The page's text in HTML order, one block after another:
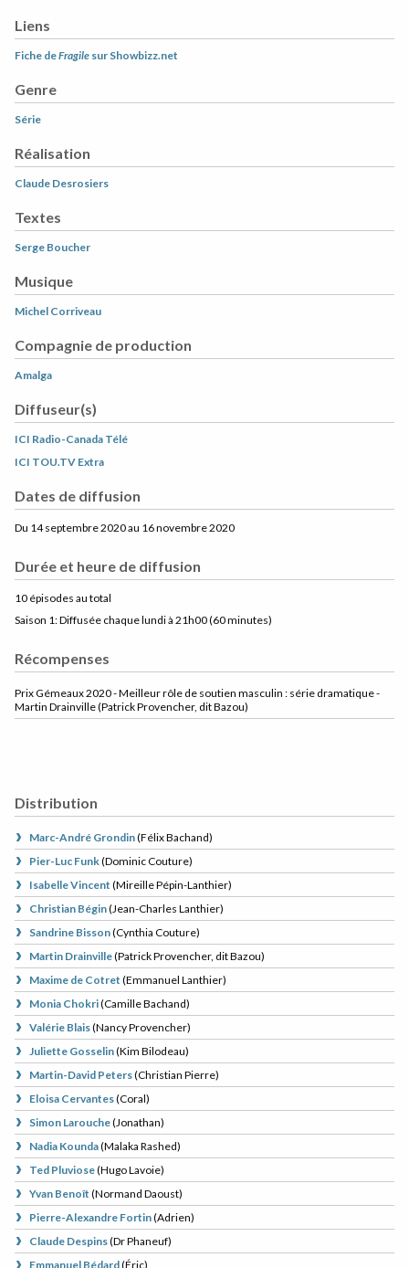
Liens
Fiche deFragile sur Showbizz.net
Genre
Série
Réalisation
Claude Desrosiers
Textes
Serge Boucher
Musique
Michel Corriveau
Compagnie de production
Amalga
Diffuseur(s)
ICI Radio-Canada Télé
ICI TOU.TV Extra
Dates de diffusion
Du 14 septembre 2020 au 16 novembre 2020
Durée et heure de diffusion
10 épisodes au total
Saison 1: Diffusée chaque lundi à 21h00(60 minutes)
Récompenses
Prix Gémeaux 2020 - Meilleur rôle de soutien masculin : série dramatique -
Martin Drainville (Patrick Provencher, dit Bazou)
Distribution
Marc-André Grondin(Félix Bachand)
Pier-Luc Funk(Dominic Couture)
Isabelle Vincent (Mireille Pépin-Lanthier)
Christian Bégin(Jean-Charles Lanthier)
Sandrine Bisson(Cynthia Couture)
Martin Drainville(Patrick Provencher, dit Bazou)
Maxime de Cotret (Emmanuel Lanthier)
Monia Chokri(Camille Bachand)
Valérie Blais(Nancy Provencher)
Juliette Gosselin(Kim Bilodeau)
Martin-David Peters(Christian Pierre)
Eloisa Cervantes(Coral)
Simon Larouche(Jonathan)
Nadia Kounda(Malaka Rashed)
Ted Pluviose(Hugo Lavoie)
Yvan Benoît (Normand Daoust)
Pierre-Alexandre Fortin(Adrien)
Claude Despins(Dr Phaneuf)
Emmanuel Bédard(Éric)